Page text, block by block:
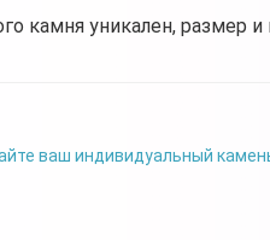
камня уникален, размер
ваш индивидуальный